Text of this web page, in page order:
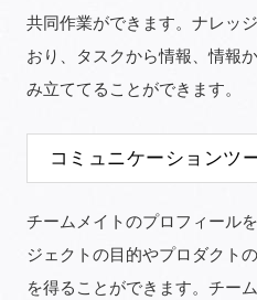
共同作業ができます。ナレッ
おり、タスクから情報、情報
み立ててることができます。
コミュニケーションツ
チームメイトのプロフィール
ジェクトの目的やプロダクト
を得ることができます。チー